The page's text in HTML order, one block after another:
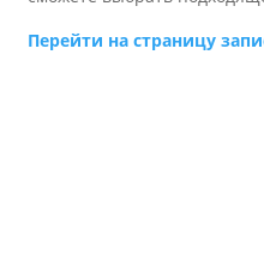
Перейти на страницу